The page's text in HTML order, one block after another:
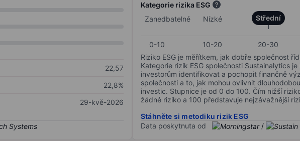
22,57
22,8%
29-kvě-2026
Kategorie rizika ESG
Zanedbatelné
Nízké Střední
0-10 10-20 20-30
Riziko ESG je měřítkem, jak dobře společnost
Kategorie rizik ESG společnosti Sustainalytics
investorům identifikovat a pochopit finančně
společnosti a to, jak mohou ovlivnit
investic. Stupnice je od 0 do 100. Čím nižší
žádné riziko a 100 představuje nejzávažnější
Stáhněte si metodiku rizik ESG
Data poskytnuta od
/